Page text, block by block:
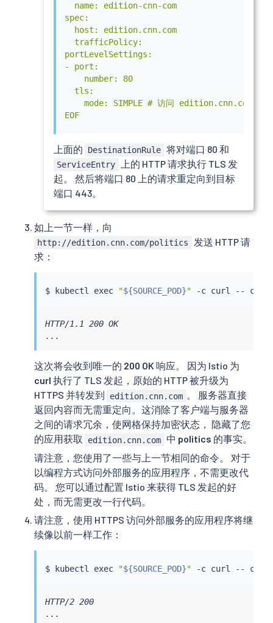
  name: edition-cnn-com
spec:
  host: edition.cnn.com
  trafficPolicy:
portLevelSettings:
- port:
    number: 80
  tls:
mode: SIMPLE # 访问 edition.cnn.com 时
EOF
上面的 DestinationRule 将对端口 80 和
ServiceEntry
上的 HTTP 请求执行 TLS 发
起。 然后将端口 80 上的请求重定向到目标
端口 443。
如上一节一样，向
http://edition.cnn.com/politics
发送 HTTP 请
求：
$ kubectl exec "${SOURCE_POD}" -c curl -- curl
HTTP/1.1 200 OK
...
这次将会收到唯一的 200 OK 响应。 因为 Istio 为
curl 执行了 TLS 发起，原始的 HTTP 被升级为
HTTPS 并转发到
edition.cnn.com 。 服务器直接
返回内容而无需重定向。这消除了客户端与服务器
之间的请求冗余，使网格保持加密状态， 隐藏了您
的应用获取
edition.cnn.com 中 politics 的事实。
请注意，您使用了一些与上一节相同的命令。 对于
以编程方式访问外部服务的应用程序，不需更改代
码。 您可以通过配置 Istio 来获得 TLS 发起的好
处，而无需更改一行代码。
请注意，使用 HTTPS 访问外部服务的应用程序将继
续像以前一样工作：
$ kubectl exec "${SOURCE_POD}" -c curl -- curl
HTTP/2 200
...